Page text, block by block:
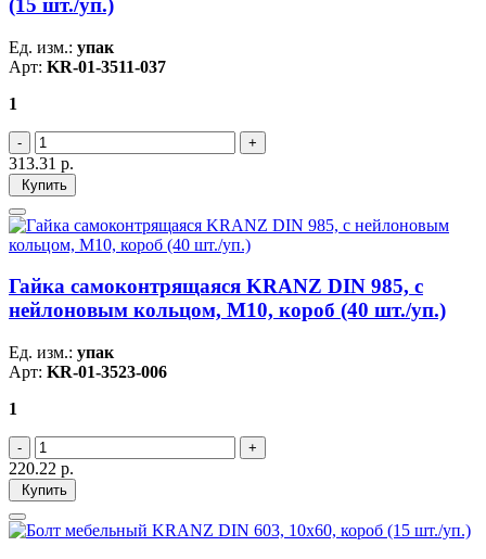
(15 шт./уп.)
Ед. изм.: упак
Арт: KR-01-3511-037
1
313.31 р.
Купить
Гайка самоконтрящаяся KRANZ DIN 985, с
нейлоновым кольцом, M10, короб (40 шт./уп.)
Ед. изм.: упак
Арт: KR-01-3523-006
1
220.22 р.
Купить